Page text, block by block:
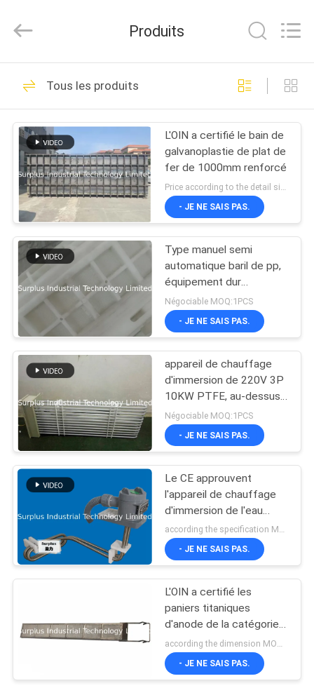
MAISON
PRODUITS
PROPOS
DE
NOUS
VISITE
DE
L'USINE
CONTRÔLE
DE
LA
QUALITÉ
NOUS
CONTACTER
UN DEVIS
Technology
Limited.
Reserved.
Réservoirs de
galvanoplastie
52
Baril de
galvanoplastie
37
Appareil de
chauffage chimique
intégré
16
Appareil de
chauffage
d'immersion de
PTFE
79
6
Produits
Tous les produits
L'OIN a certifié le bain de
galvanoplastie de plat de
fer de 1000mm renforcé
Price according to the detail size MOQ:1PCS
- JE NE SAIS PAS.
Type manuel semi
automatique baril de pp,
équipement dur
d'électrodéposition de
Chrome
Négociable MOQ:1PCS
- JE NE SAIS PAS.
appareil de chauffage
d'immersion de 220V 3P
10KW PTFE, au-dessus
de l'appareil de
chauffage d'immersion
latéral
Négociable MOQ:1PCS
- JE NE SAIS PAS.
Le CE approuvent
l'appareil de chauffage
d'immersion de l'eau
SUS304 chaude,
système d'eau chaude
industriel
according the specification MOQ:1PCS
- JE NE SAIS PAS.
L'OIN a certifié les
paniers titaniques
d'anode de la catégorie 1
pour le traitement de
l'eau
according the dimension MOQ:1PCS
- JE NE SAIS PAS.